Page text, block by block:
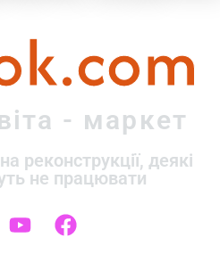
- маркет
реконструкції, деякі
не працювати